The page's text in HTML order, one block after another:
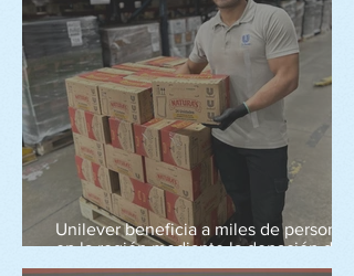
Unilever beneficia a miles de personas
en la región mediante la donación de
más de 350 toneladas de productos a